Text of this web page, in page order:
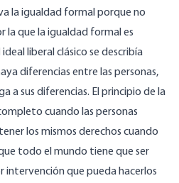
la igualdad formal porque no
la que la igualdad formal es
liberal clásico se describía
diferencias entre las personas,
a sus diferencias. El principio de la
cuando las personas
los mismos derechos cuando
todo el mundo tiene que ser
intervención que pueda hacerlos